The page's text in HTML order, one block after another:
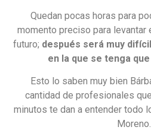
Quedan pocas horas para
momento preciso para levantar
futuro; después será muy
en la que se tenga
Esto lo saben muy bien
cantidad de profesionales
minutos te dan a entender todo
Moreno.